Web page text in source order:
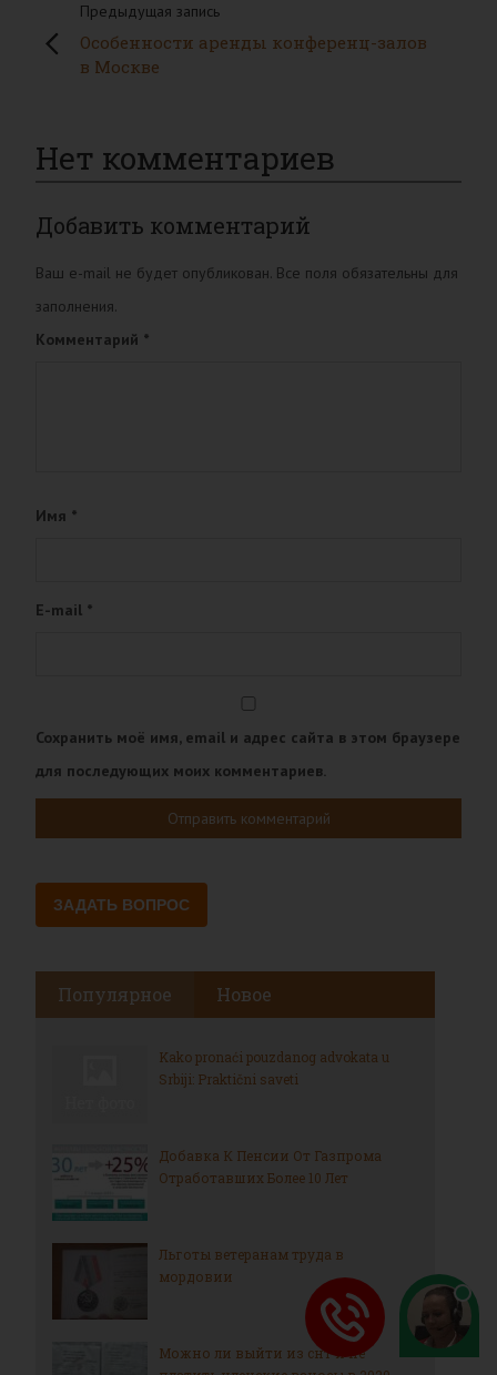
Предыдущая запись
Особенности аренды конференц-залов
в Москве
Нет комментариев
Добавить комментарий
Ваш e-mail не будет опубликован. Все поля обязательны для
заполнения.
Комментарий *
Имя *
E-mail *
Сохранить моё имя, email и адрес сайта в этом браузере
для последующих моих комментариев.
Популярное Новое
Kako pronaći pouzdanog advokata u
Srbiji: Praktični saveti
Добавка К Пенсии От Газпрома
Отработавших Более 10 Лет
Льготы ветеранам труда в
мордовии
Можно ли выйти из снт и не